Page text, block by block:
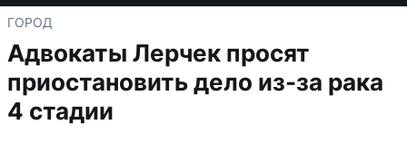
ГОРОД
Адвокаты Лерчек просят
приостановить дело из-за рака
4 стадии